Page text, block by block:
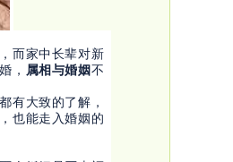
而家中长辈对新
， 属相与婚姻不
有大致的了解，
也能走入婚姻的